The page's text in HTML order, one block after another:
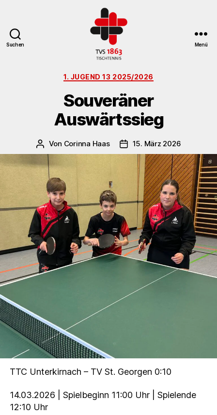
Suchen
St.
Tischtennisabteilung
Menü
Kategorien
1. JUGEND 13 2025/2026
Souveräner
Auswärtssieg
Beitragsautor
Von Corinna Haas Veröffentlichungsdatum
15. März 2026
TTC Unterkirnach – TV St. Georgen 0:10
14.03.2026 | Spielbeginn 11:00 Uhr | Spielende
12:10 Uhr